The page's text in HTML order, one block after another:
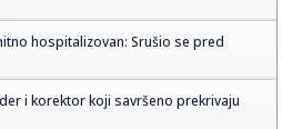
hospitalizovan: Srušio se pred
i korektor koji savršeno prekrivaju